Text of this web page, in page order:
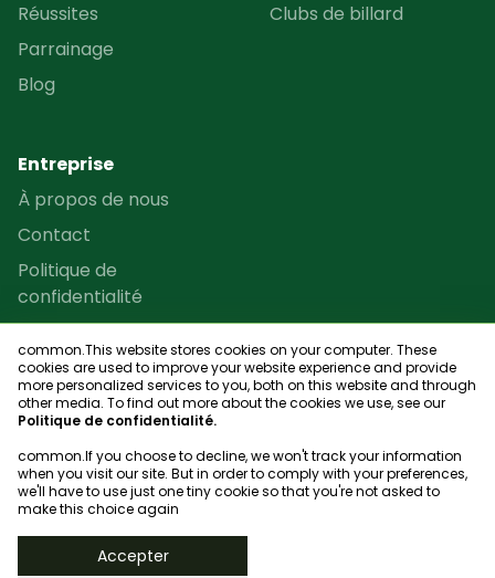
common.This website stores cookies on your computer. These
cookies are used to improve your website experience and provide
more personalized services to you, both on this website and through
other media. To find out more about the cookies we use, see our
Politique de confidentialité.
common.If you choose to decline, we won't track your information
when you visit our site. But in order to comply with your preferences,
we'll have to use just one tiny cookie so that you're not asked to
make this choice again
Accepter
Réussites
Parrainage
Blog
Clubs de billard
Entreprise
À propos de nous
Contact
Politique de
confidentialité
Termes et conditions
Programme de revente
Plan du site
© 2023, bookgame
Chercheur de club